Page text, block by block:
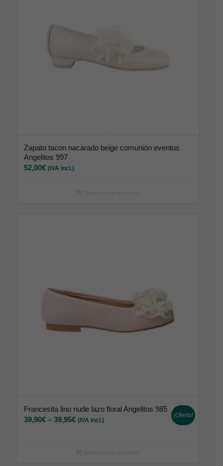
Zapato tacon nacarado beige comuniòn eventos
Angelitos 997
52,00€ (IVA incl.)
Francesita lino nude lazo floral Angelitos 985
39,90€ –39,95€ (IVA incl.)
¡Oferta!